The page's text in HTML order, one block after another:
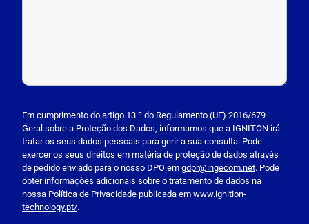
l
e
a
s
e
l
e
Em cumprimento do artigo 13.º do Regulamento (UE) 2016/679
Geral sobre a Proteção dos Dados, informamos que a IGNITON irá
tratar os seus dados pessoais para gerir a sua consulta. Pode
exercer os seus direitos em matéria de proteção de dados através
de pedido enviado para o nosso DPO em gdpr@ingecom.net. Pode
obter informações adicionais sobre o tratamento de dados na
nossa Política de Privacidade publicada em www.ignition-
technology.pt/.